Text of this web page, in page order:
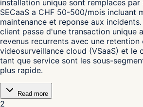
installation unique sont remplaces par
SECaaS a CHF 50-500/mois incluant
maintenance et reponse aux
client passe d'une transaction unique
revenus recurrents avec une retention
videosurveillance cloud (VSaaS) et le
tant que service sont les sous-
plus rapide.
Read more
2